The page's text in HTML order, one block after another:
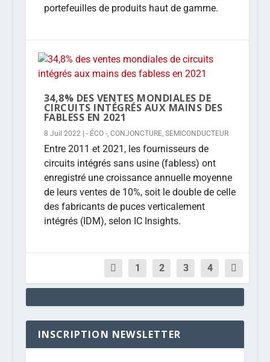
portefeuilles de produits haut de gamme.
34,8% DES VENTES MONDIALES DE
CIRCUITS INTÉGRÉS AUX MAINS DES
FABLESS EN 2021
8 Juil 2022| - ÉCO -, CONJONCTURE, SEMICONDUCTEUR
Entre 2011 et 2021, les fournisseurs de
circuits intégrés sans usine (fabless) ont
enregistré une croissance annuelle moyenne
de leurs ventes de 10%, soit le double de celle
des fabricants de puces verticalement
intégrés (IDM), selon IC Insights.
1 2 3 4
INSCRIPTION NEWSLETTER